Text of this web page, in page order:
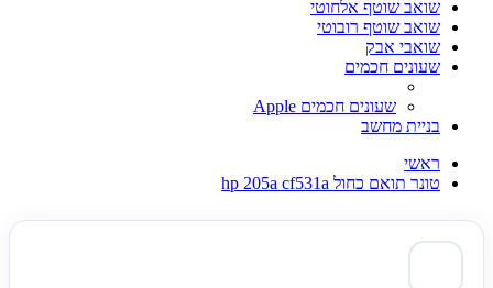
שואב שוטף אלחוטי
שואב שוטף רובוטי
שואבי אבק
שעונים חכמים
שעונים חכמים Apple
בניית מחשב
ראשי
טונר תואם כחול hp 205a cf531a